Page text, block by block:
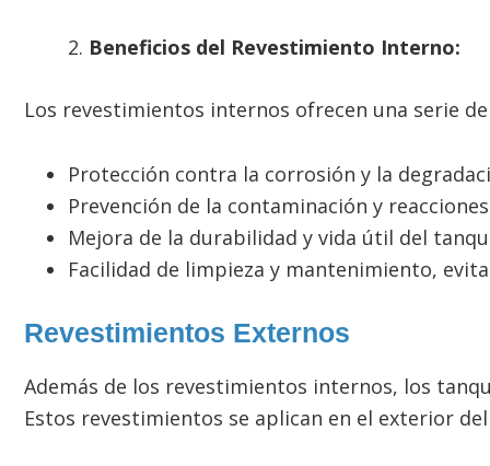
Beneficios del Revestimiento Interno:
Los revestimientos internos ofrecen una serie
Protección contra la corrosión y la
Prevención de la contaminación y
Mejora de la durabilidad y vida útil del
Facilidad de limpieza y mantenimiento,
Revestimientos Externos
Además de los revestimientos internos, los
Estos revestimientos se aplican en el exterior